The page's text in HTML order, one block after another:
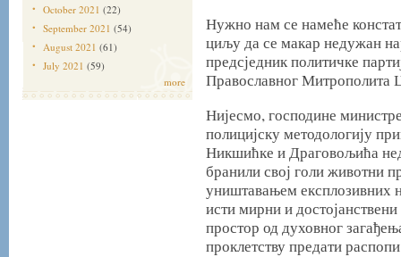
October 2021 (22)
September 2021 (54)
August 2021 (61)
July 2021 (59)
more
Нужно нам се намеће
циљу да се макар недужан
предсједник политичке
Православног Митрополита
Нијесмо, господине
полицијску методологију
Никшићке и Драговољића
бранили свој голи животни
уништавањем експлозивних
исти мирни и
простор од духовног
проклетству предати